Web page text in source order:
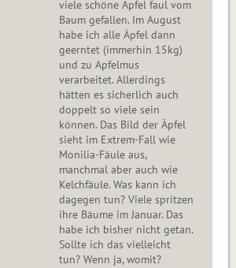
viele schöne Äpfel faul vom
Baum gefallen. Im August
habe ich alle Äpfel dann
geerntet (immerhin 15kg)
und zu Apfelmus
verarbeitet. Allerdings
hätten es sicherlich auch
doppelt so viele sein
können. Das Bild der Äpfel
sieht im Extrem-Fall wie
Monilia-Fäule aus,
manchmal aber auch wie
Kelchfäule. Was kann ich
dagegen tun? Viele spritzen
ihre Bäume im Januar. Das
habe ich bisher nicht getan.
Sollte ich das vielleicht
tun? Wenn ja, womit?